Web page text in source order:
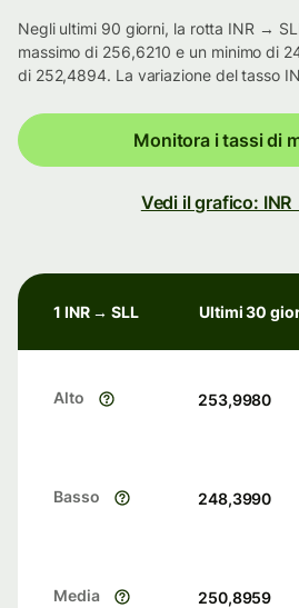
Negli ultimi 90 giorni, la rotta INR →
massimo di 256,6210 e un minimo di
di 252,4894. La variazione del tasso
Monitora i tassi di
Vedi il grafico:
1 INR → SLL Ultimi 30
Alto 253,9980
Basso 248,3990
Media 250,8959